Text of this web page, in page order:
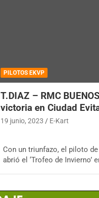
PILOTOS EKVP
T.DIAZ – RMC
victoria en Ciudad
19 junio, 2023 E-Kart
Con un triunfazo, el piloto
abrió el ‘Trofeo de Invierno’